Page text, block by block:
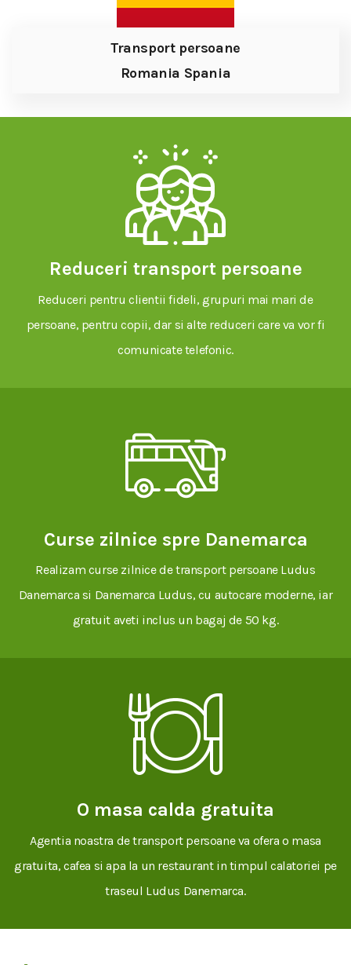
Transport persoane
Romania Spania
Reduceri transport persoane
Reduceri pentru clientii fideli, grupuri mai mari de
persoane, pentru copii, dar si alte reduceri care va vor fi
comunicate telefonic.
Curse zilnice spre Danemarca
Realizam curse zilnice de transport persoane Ludus
Danemarca si Danemarca Ludus, cu autocare moderne, iar
gratuit aveti inclus un bagaj de 50 kg.
O masa calda gratuita
Agentia noastra de transport persoane va ofera o masa
gratuita, cafea si apa la un restaurant in timpul calatoriei pe
traseul Ludus Danemarca.